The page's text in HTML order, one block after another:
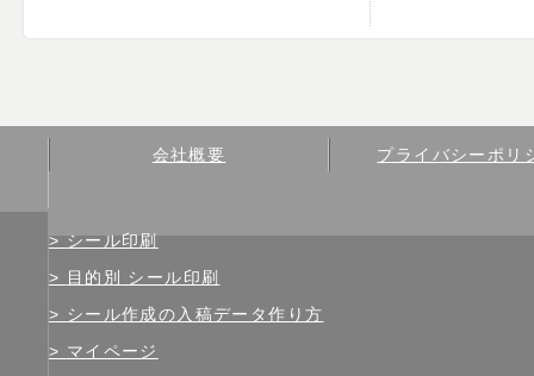
会社概要 プライバシーポリ
シール印刷
目的別 シール印刷
シール作成の入稿データ作り方
マイページ